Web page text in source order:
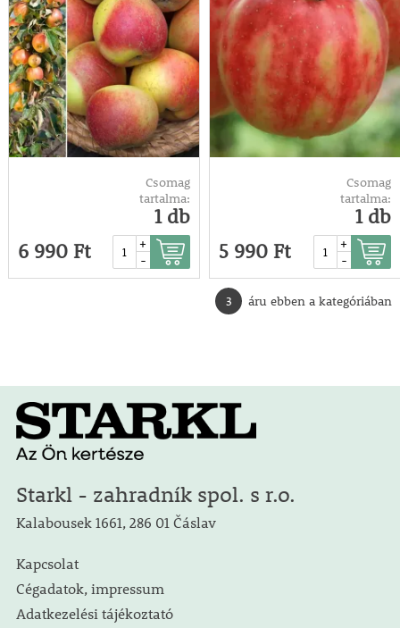
Csomag
tartalma:
1 db
6 990 Ft
+
-
Csomag
tartalma:
1 db
5 990 Ft
+
-
3 áru ebben a kategóriában
Starkl - zahradník spol. s r.o.
Kalabousek 1661, 286 01 Čáslav
Kapcsolat
Cégadatok, impressum
Adatkezelési tájékoztató